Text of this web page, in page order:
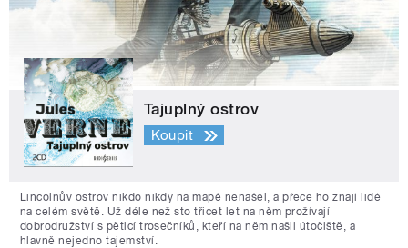
Tajuplný ostrov
Koupit
Lincolnův ostrov nikdo nikdy na mapě nenašel, a přece ho znají lidé
na celém světě. Už déle než sto třicet let na něm prožívají
dobrodružství s pěticí trosečníků, kteří na něm našli útočiště, a
hlavně nejedno tajemství.